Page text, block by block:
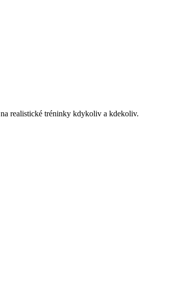
realistické tréninky kdykoliv a kdekoliv.